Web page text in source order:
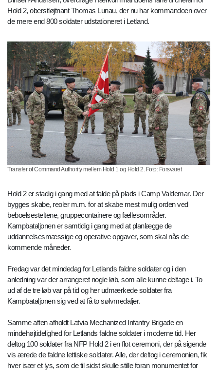
Hold 2, oberstløjtnant Thomas Lunau, der nu har kommandoen over
de mere end 800 soldater udstationeret i Letland.
Transfer of Command Authority mellem Hold 1 og Hold 2. Foto: Forsvaret
Hold 2 er stadig i gang med at falde på plads i Camp Valdemar. Der
bygges skabe, reoler m.m. for at skabe mest mulig orden ved
beboelsesteltene, gruppecontainere og fællesområder.
Kampbataljonen er samtidig i gang med at planlægge de
uddannelsesmæssige og operative opgaver, som skal nås de
kommende måneder.
Fredag var det mindedag for Letlands faldne soldater og i den
anledning var der arrangeret nogle løb, som alle kunne deltage i. To
ud af de tre løb var på tid og her udmærkede soldater fra
Kampbataljonen sig ved at få to sølvmedaljer.
Samme aften afholdt Latvia Mechanized Infantry Brigade en
mindehøjtidelighed for Letlands faldne soldater i moderne tid. Her
deltog 100 soldater fra NFP Hold 2 i en flot ceremoni, der på sigende
vis ærede de faldne lettiske soldater. Alle, der deltog i ceremonien, fik
hver især et lys, som de til sidst skulle stille foran monumentet for